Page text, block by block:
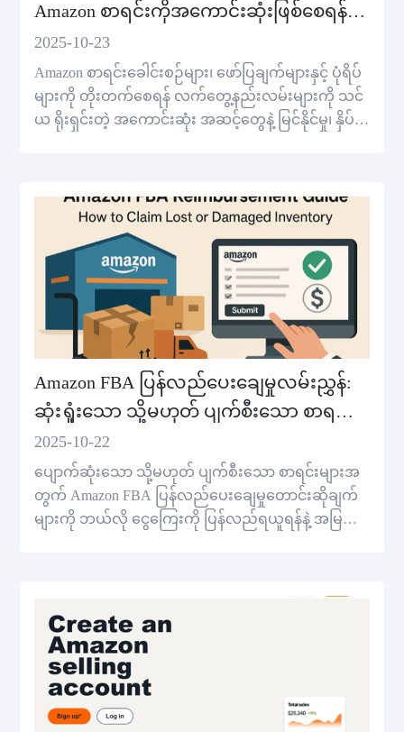
Amazon စာရင်းကိုအကောင်းဆုံးဖြစ်စေရန်
သက်သေပြထားသောအကြံပေးချက်
2025-10-23
Amazon စာရင်းခေါင်းစဉ်များ၊ ဖော်ပြချက်များနှင့် ပုံရိပ်
များကို တိုးတက်စေရန် လက်တွေ့နည်းလမ်းများကို သင်
ယ ရိုးရှင်းတဲ့ အကောင်းဆုံး အဆင့်တွေနဲ့ မြင်နိုင်မှု၊ နှိပ်မှု
Amazon FBA ပြန်လည်ပေးချေမှုလမ်းညွှန်:
ဆုံးရှုံးသော သို့မဟုတ် ပျက်စီးသော စာရင်း
များကို ဘယ်လိုတောင်းဆိုရမည
2025-10-22
ပျောက်ဆုံးသော သို့မဟုတ် ပျက်စီးသော စာရင်းများအ
တွက် Amazon FBA ပြန်လည်ပေးချေမှုတောင်းဆိုချက်
များကို ဘယ်လို ငွေကြေးကို ပြန်လည်ရယူရန်နဲ့ အမြတ်